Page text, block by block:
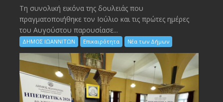
Τη συνολική εικόνα της δουλειάς που
πραγματοποιήθηκε τον Ιούλιο και τις πρώτες ημέρες
του Αυγούστου παρουσίασε...
ΔΗΜΟΣ ΙΩΑΝΝΙΤΩΝ Επικαιρότητα Νέα των Δήμων